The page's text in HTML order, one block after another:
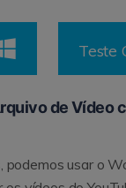
Teste
de Vídeo
podemos usar o